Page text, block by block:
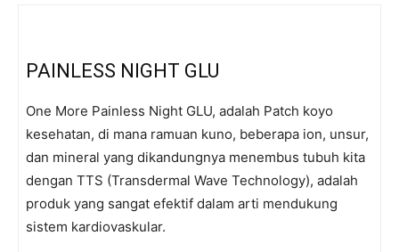
PAINLESS NIGHT GLU
One More Painless Night GLU, adalah Patch koyo
kesehatan, di mana ramuan kuno, beberapa ion, unsur,
dan mineral yang dikandungnya menembus tubuh kita
dengan TTS (Transdermal Wave Technology), adalah
produk yang sangat efektif dalam arti mendukung
sistem kardiovaskular.